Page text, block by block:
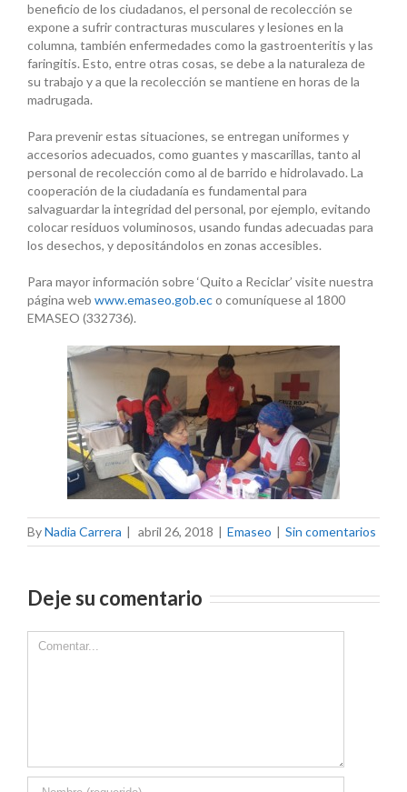
beneficio de los ciudadanos, el personal de recolección se
expone a sufrir contracturas musculares y lesiones en la
columna, también enfermedades como la gastroenteritis y las
faringitis. Esto, entre otras cosas, se debe a la naturaleza de
su trabajo y a que la recolección se mantiene en horas de la
madrugada.
Para prevenir estas situaciones, se entregan uniformes y
accesorios adecuados, como guantes y mascarillas, tanto al
personal de recolección como al de barrido e hidrolavado. La
cooperación de la ciudadanía es fundamental para
salvaguardar la integridad del personal, por ejemplo, evitando
colocar residuos voluminosos, usando fundas adecuadas para
los desechos, y depositándolos en zonas accesibles.
Para mayor información sobre ‘Quito a Reciclar’ visite nuestra
página web www.emaseo.gob.eco comuníquese al 1800
EMASEO (332736).
ByNadia Carrera | abril 26, 2018 | Emaseo | Sin comentarios
Deje su comentario
Comment